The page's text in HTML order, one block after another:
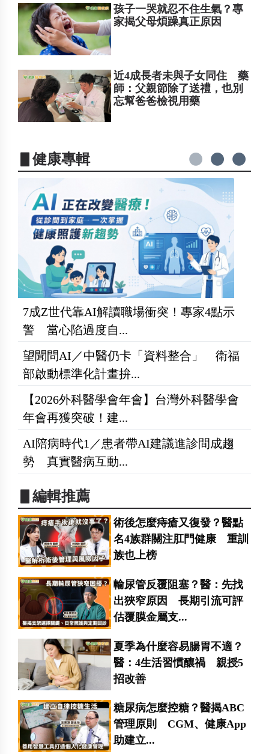
孩子一哭就忍不住生氣？專
家揭父母煩躁真正原因
近4成長者未與子女同住 藥
師：父親節除了送禮，也別
忘幫爸爸檢視用藥
▋健康專輯
7成Z世代靠AI解讀職場衝突！專家4點示
警 當心陷過度自...
望聞問AI／中醫仍卡「資料整合」 衛福
部啟動標準化計畫拚...
【2026外科醫學會年會】台灣外科醫學會
年會再獲突破！建...
AI陪病時代1／患者帶AI建議進診間成趨
勢 真實醫病互動...
▋編輯推薦
術後怎麼痔瘡又復發？醫點
名4族群關注肛門健康 重訓
族也上榜
輸尿管反覆阻塞？醫：先找
出狹窄原因 長期引流可評
估覆膜金屬支...
夏季為什麼容易腸胃不適？
醫：4生活習慣釀禍 親授5
招改善
糖尿病怎麼控糖？醫揭ABC
管理原則 CGM、健康App
助建立...